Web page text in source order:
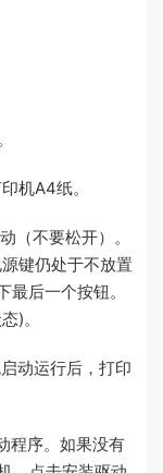
机A4纸。
（不要松开）。
键仍处于不放置
后一个按钮。
)。
动运行后，打印
程序。如果没有